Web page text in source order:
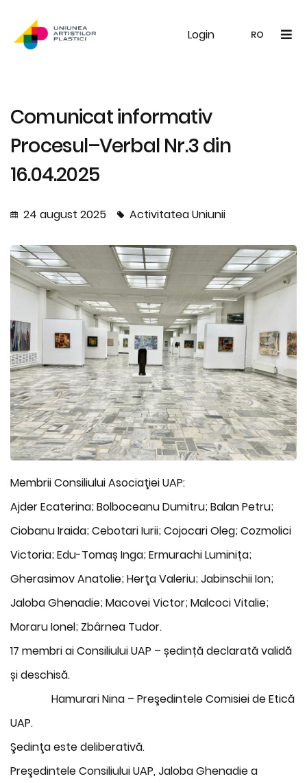
Login RO
UAP Galerie Noutăți
Comunicat informativ
Procesul–Verbal Nr.3 din
16.04.2025
24 august 2025 Activitatea Uniunii
Membrii Consiliului Asociaţiei UAP:
Ajder Ecaterina; Bolboceanu Dumitru; Balan Petru;
Ciobanu Iraida; Cebotari Iurii; Cojocari Oleg; Cozmolici
Victoria; Edu-Tomaș Inga; Ermurachi Luminița;
Gherasimov Anatolie; Herţa Valeriu; Jabinschii Ion;
Jaloba Ghenadie; Macovei Victor; Malcoci Vitalie;
Moraru Ionel; Zbârnea Tudor.
17 membri ai Consiliului UAP – ședință declarată validă
și deschisă.
Hamurari Nina – Preşedintele Comisiei de Etică
UAP.
Şedinţa este deliberativă.
Preşedintele Consiliului UAP, Jaloba Ghenadie a